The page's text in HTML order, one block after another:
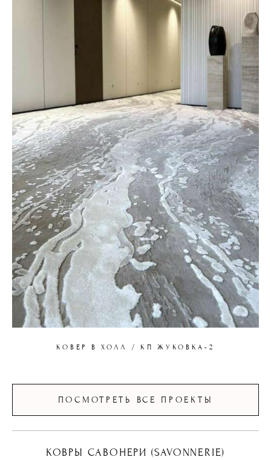
КОВЕР В ХОЛЛ / КП ЖУКОВКА-2
ПОСМОТРЕТЬ ВСЕ ПРОЕКТЫ
КОВРЫ САВОНЕРИ (SAVONNERIE)